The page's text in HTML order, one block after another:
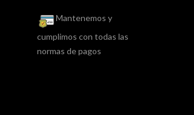
Mantenemos y
cumplimos con todas las
normas de pagos